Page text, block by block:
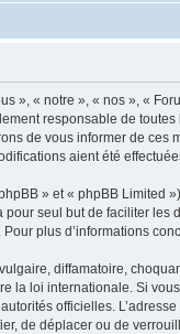
», « notre », « nos », «
responsable de
de vous informer de
aient été
» et « phpBB Limited
seul but de faciliter les
plus d’informations
diffamatoire,
la loi internationale. Si
officielles.
de déplacer ou de